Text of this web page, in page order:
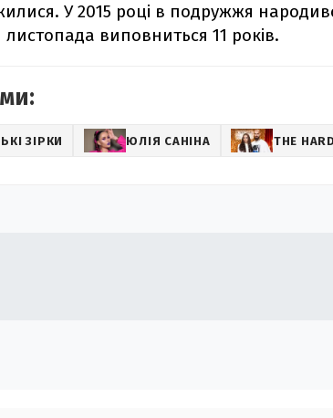
У 2015 році в подружжя
виповниться 11 років.
ЗІРКИ ЮЛІЯ САНІНА THE